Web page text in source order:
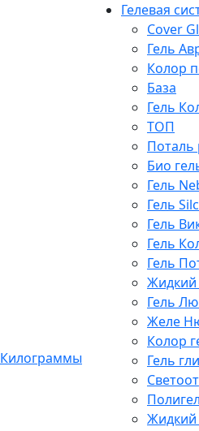
Килограммы
Гелевая
Cover
Гель
Колор
База
Гель
ТОП
Поталь
Био
Гель
Гель
Гель
Гель
Гель
Жидкий
Гель
Желе
Колор
Гель
Жидкий